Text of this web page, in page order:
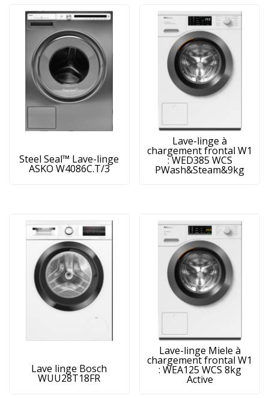
Steel Seal™ Lave-linge
ASKO W4086C.T/3
Lave-linge à
chargement frontal W1
: WED385 WCS
PWash&Steam&9kg
Lave linge Bosch
WUU28T18FR
Lave-linge Miele à
chargement frontal W1
: WEA125 WCS 8kg
Active